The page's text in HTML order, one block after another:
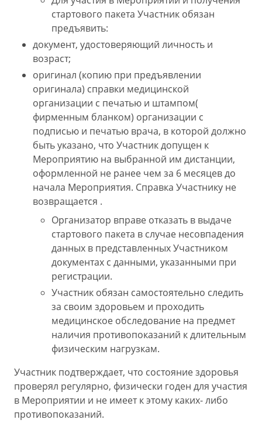
стартового пакета Участник обязан
предъявить:
документ, удостоверяющий личность и
возраст;
оригинал (копию при предъявлении
оригинала) справки медицинской
организации с печатью и штампом(
фирменным бланком) организации с
подписью и печатью врача, в которой должно
быть указано, что Участник допущен к
Мероприятию на выбранной им дистанции,
оформленной не ранее чем за 6 месяцев до
начала Мероприятия. Справка Участнику не
возвращается .
Организатор вправе отказать в выдаче
стартового пакета в случае несовпадения
данных в представленных Участником
документах с данными, указанными при
регистрации.
Участник обязан самостоятельно следить
за своим здоровьем и проходить
медицинское обследование на предмет
наличия противопоказаний к длительным
физическим нагрузкам.
Участник подтверждает, что состояние здоровья
проверял регулярно, физически годен для участия
в Мероприятии и не имеет к этому каких- либо
противопоказаний.